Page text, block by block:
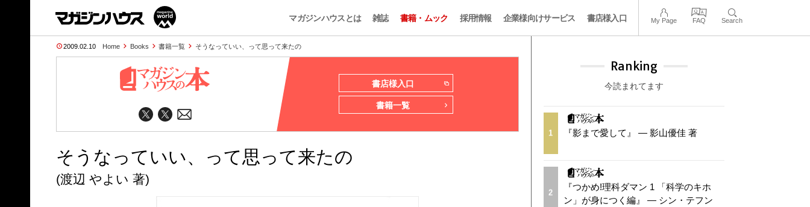
マガジンハウスとは 雑誌 書籍・ムック 採用情報 企業様向けサービス 書店様入口 My Page FAQ Search
2009.02.10 Home Books 書籍一覧 そうなっていい、って思って来たの
書店様入口
書籍一覧
そうなっていい、って思って来たの
(渡辺 やよい 著)
Ranking
今読まれてます
1 『影まで愛して』 — 影山優佳 著
2
『つかめ!理科ダマン 1 「科学のキホ
ン」が身につく編』 — シン・テフン